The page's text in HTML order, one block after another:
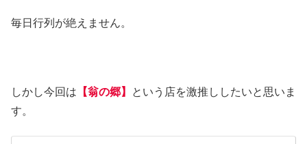
毎日行列が絶えません。
しかし今回は 【翁の郷】
という店を激推ししたいと思いま
す。